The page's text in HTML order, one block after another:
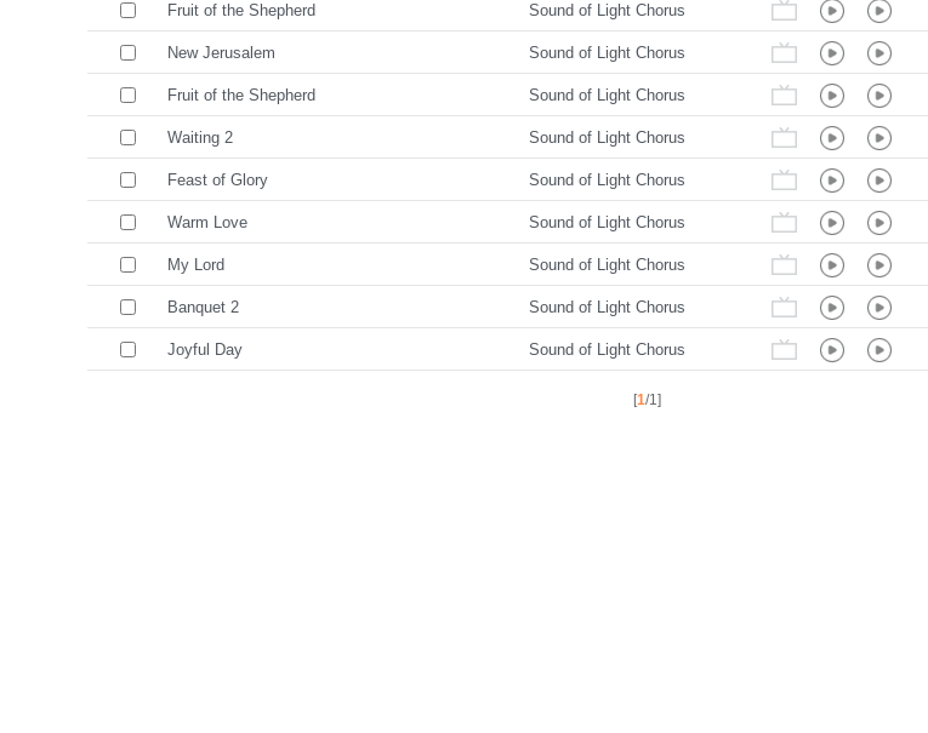
Fruit of the Shepherd Sound of Light Chorus
New Jerusalem Sound of Light Chorus
Fruit of the Shepherd Sound of Light Chorus
Waiting 2 Sound of Light Chorus
Feast of Glory Sound of Light Chorus
Warm Love Sound of Light Chorus
My Lord Sound of Light Chorus
Banquet 2 Sound of Light Chorus
Joyful Day Sound of Light Chorus
[1/1]